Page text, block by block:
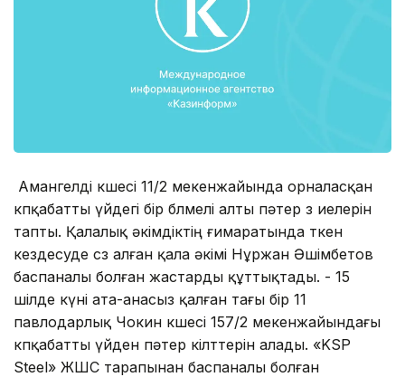
Амангелді көшесі 11/2 мекенжайында орналасқан
көпқабатты үйдегі бір бөлмелі алты пәтер өз иелерін
тапты. Қалалық әкімдіктің ғимаратында өткен
кездесуде сөз алған қала әкімі Нұржан Әшімбетов
баспаналы болған жастарды құттықтады. - 15
шілде күні ата-анасыз қалған тағы бір 11
павлодарлық Чокин көшесі 157/2 мекенжайындағы
көпқабатты үйден пәтер кілттерін алады. «KSP
Steel» ЖШС тарапынан баспаналы болған